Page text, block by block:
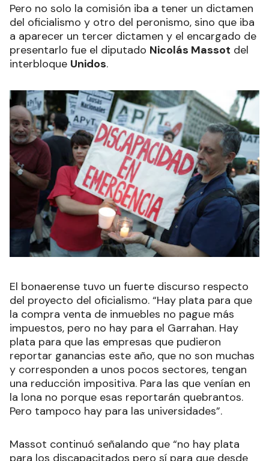
Pero no solo la comisión iba a tener un dictamen
del oficialismo y otro del peronismo, sino que iba
a aparecer un tercer dictamen y el encargado de
presentarlo fue el diputado Nicolás Massot del
interbloque Unidos.
El bonaerense tuvo un fuerte discurso respecto
del proyecto del oficialismo. “Hay plata para que
la compra venta de inmuebles no pague más
impuestos, pero no hay para el Garrahan. Hay
plata para que las empresas que pudieron
reportar ganancias este año, que no son muchas
y corresponden a unos pocos sectores, tengan
una reducción impositiva. Para las que venían en
la lona no porque esas reportarán quebrantos.
Pero tampoco hay para las universidades”.
Massot continuó señalando que “no hay plata
para los discapacitados pero sí para que desde